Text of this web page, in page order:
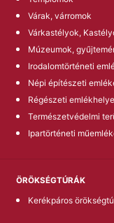
Várak, várromok
Várkastélyok,
Múzeumok,
Irodalomtörténeti
Népi építészeti
Régészeti
Természetvédelmi
Ipartörténeti
ÖRÖKSÉGTÚRÁK
Kerékpáros